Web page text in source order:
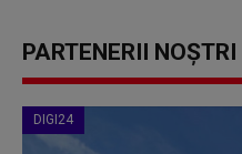
PARTENERII NOȘTRI
DIGI24